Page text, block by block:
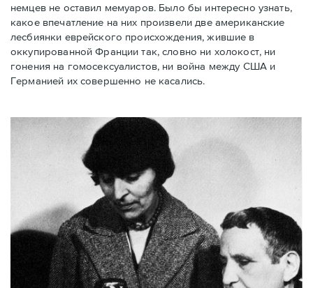
немцев не оставил мемуаров. Было бы интересно узнать,
какое впечатление на них произвели две американские
лесбиянки еврейского происхождения, жившие в
оккупированной Франции так, словно ни холокост, ни
гонения на гомосексуалистов, ни война между США и
Германией их совершенно не касались.